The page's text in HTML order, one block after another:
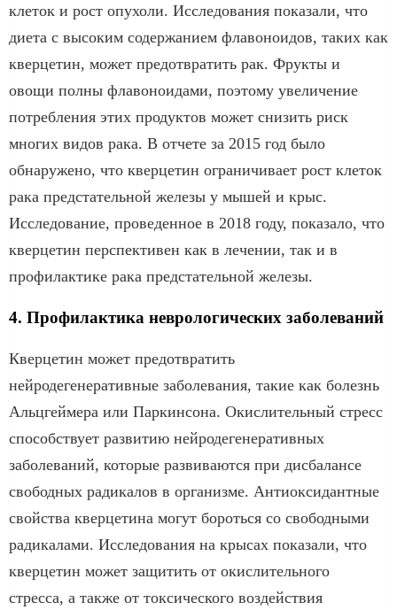
клеток и рост опухоли. Исследования показали, что
диета с высоким содержанием флавоноидов, таких как
кверцетин, может предотвратить рак. Фрукты и
овощи полны флавоноидами, поэтому увеличение
потребления этих продуктов может снизить риск
многих видов рака. В отчете за 2015 год было
обнаружено, что кверцетин ограничивает рост клеток
рака предстательной железы у мышей и крыс.
Исследование, проведенное в 2018 году, показало, что
кверцетин перспективен как в лечении, так и в
профилактике рака предстательной железы.
4. Профилактика неврологических заболеваний
Кверцетин может предотвратить
нейродегенеративные заболевания, такие как болезнь
Альцгеймера или Паркинсона. Окислительный стресс
способствует развитию нейродегенеративных
заболеваний, которые развиваются при дисбалансе
свободных радикалов в организме. Антиоксидантные
свойства кверцетина могут бороться со свободными
радикалами. Исследования на крысах показали, что
кверцетин может защитить от окислительного
стресса, а также от токсического воздействия